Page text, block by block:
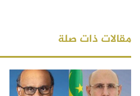
مقالات ذات صلة